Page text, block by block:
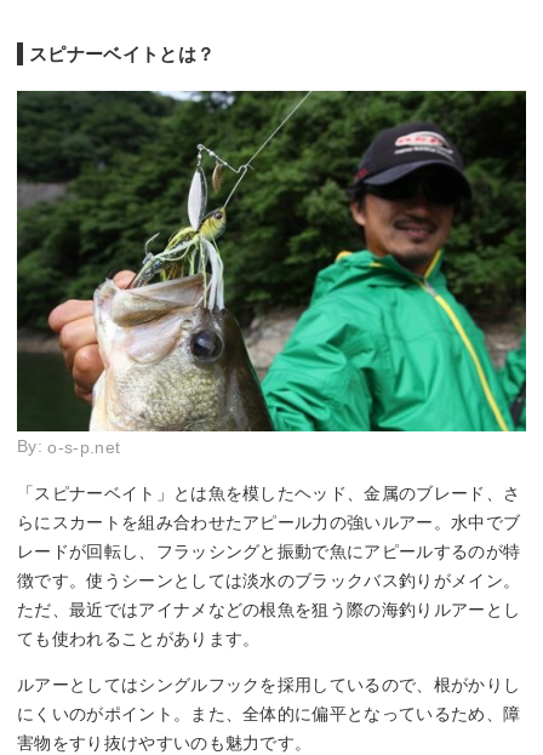
スピナーベイトとは？
By:o-s-p.net
「スピナーベイト」とは魚を模したヘッド、金属のブレード、さ
らにスカートを組み合わせたアピール力の強いルアー。水中でブ
レードが回転し、フラッシングと振動で魚にアピールするのが特
徴です。使うシーンとしては淡水のブラックバス釣りがメイン。
ただ、最近ではアイナメなどの根魚を狙う際の海釣りルアーとし
ても使われることがあります。
ルアーとしてはシングルフックを採用しているので、根がかりし
にくいのがポイント。また、全体的に偏平となっているため、障
害物をすり抜けやすいのも魅力です。